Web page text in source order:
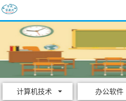
计算机技术 办公软件